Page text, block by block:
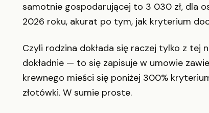
samotnie gospodarującej to 3 030 zł, dla
2026 roku, akurat po tym, jak kryterium
Czyli rodzina dokłada się raczej tylko z tej
dokładnie — to się zapisuje w umowie
krewnego mieści się poniżej 300%
złotówki. W sumie proste.